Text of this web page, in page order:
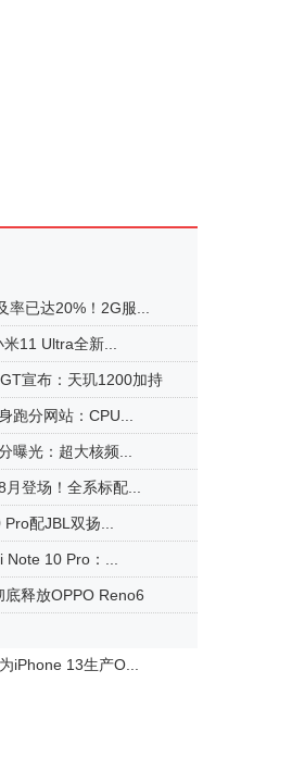
率已达20%！2G服...
11 Ultra全新...
宣布：天玑1200加持
跑分网站：CPU...
曝光：超大核频...
登场！全系标配...
配JBL双扬...
10 Pro：...
释放OPPO Reno6
iPhone 13生产O...